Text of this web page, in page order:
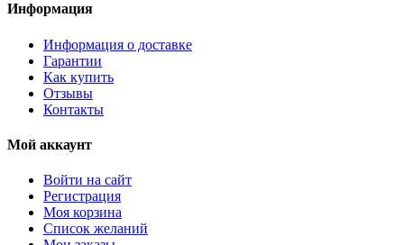
Информация
Информация о доставке
Гарантии
Как купить
Отзывы
Контакты
Мой аккаунт
Войти на сайт
Регистрация
Моя корзина
Список желаний